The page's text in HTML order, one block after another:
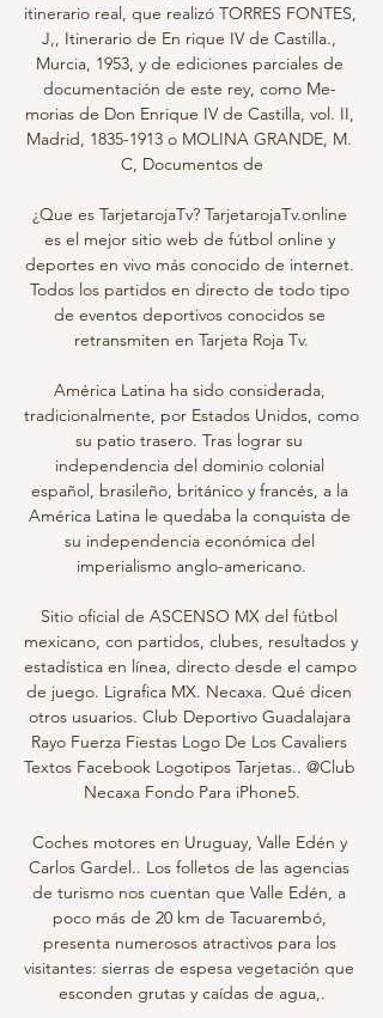
itinerario real, que realizó TORRES FONTES,
J,, Itinerario de En­ rique IV de Castilla.,
Murcia, 1953, y de ediciones parciales de
documentación de este rey, como Me­
morias de Don Enrique IV de Castilla, vol. II,
Madrid, 1835-1913 o MOLINA GRANDE, M.
C, Documentos de
¿Que es TarjetarojaTv? TarjetarojaTv.online
es el mejor sitio web de fútbol online y
deportes en vivo más conocido de internet.
Todos los partidos en directo de todo tipo
de eventos deportivos conocidos se
retransmiten en Tarjeta Roja Tv.
América Latina ha sido considerada,
tradicionalmente, por Estados Unidos, como
su patio trasero. Tras lograr su
independencia del dominio colonial
español, brasileño, británico y francés, a la
América Latina le quedaba la conquista de
su independencia económica del
imperialismo anglo-americano.
Sitio oficial de ASCENSO MX del fútbol
mexicano, con partidos, clubes, resultados y
estadística en línea, directo desde el campo
de juego. Ligrafica MX. Necaxa. Qué dicen
otros usuarios. Club Deportivo Guadalajara
Rayo Fuerza Fiestas Logo De Los Cavaliers
Textos Facebook Logotipos Tarjetas.. @Club
Necaxa Fondo Para iPhone5.
Coches motores en Uruguay, Valle Edén y
Carlos Gardel.. Los folletos de las agencias
de turismo nos cuentan que Valle Edén, a
poco más de 20 km de Tacuarembó,
presenta numerosos atractivos para los
visitantes: sierras de espesa vegetación que
esconden grutas y caídas de agua,.